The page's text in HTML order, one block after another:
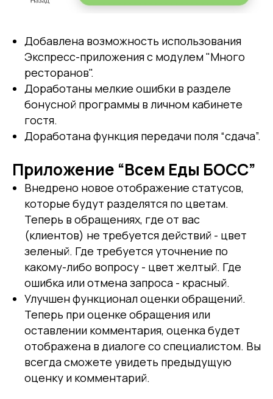
Добавлена возможность использования
Экспресс-приложения с модулем "Много
ресторанов".
Доработаны мелкие ошибки в разделе
бонусной программы в личном кабинете
гостя.
Доработана функция передачи поля “сдача”.
Приложение “Всем Еды БОСС”
Внедрено новое отображение статусов,
которые будут разделятся по цветам.
Теперь в обращениях, где от вас
(клиентов) не требуется действий - цвет
зеленый. Где требуется уточнение по
какому-либо вопросу - цвет желтый. Где
ошибка или отмена запроса - красный.
Улучшен функционал оценки обращений.
Теперь при оценке обращения или
оставлении комментария, оценка будет
отображена в диалоге со специалистом. Вы
всегда сможете увидеть предыдущую
оценку и комментарий.